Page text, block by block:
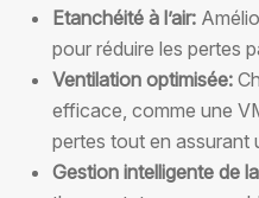
Etanchéité à l’air:
pour réduire les pertes
Ventilation optimisée:
efficace, comme une
pertes tout en assurant
Gestion intelligente de